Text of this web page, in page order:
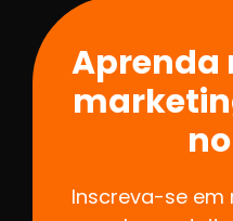
Aprenda
Inscreva-se em